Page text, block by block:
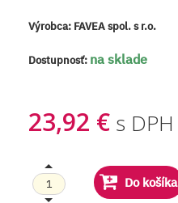
Výrobca: FAVEA spol. s r.o.
Dostupnosť: na sklade
23,92 € s DPH
Do košíka